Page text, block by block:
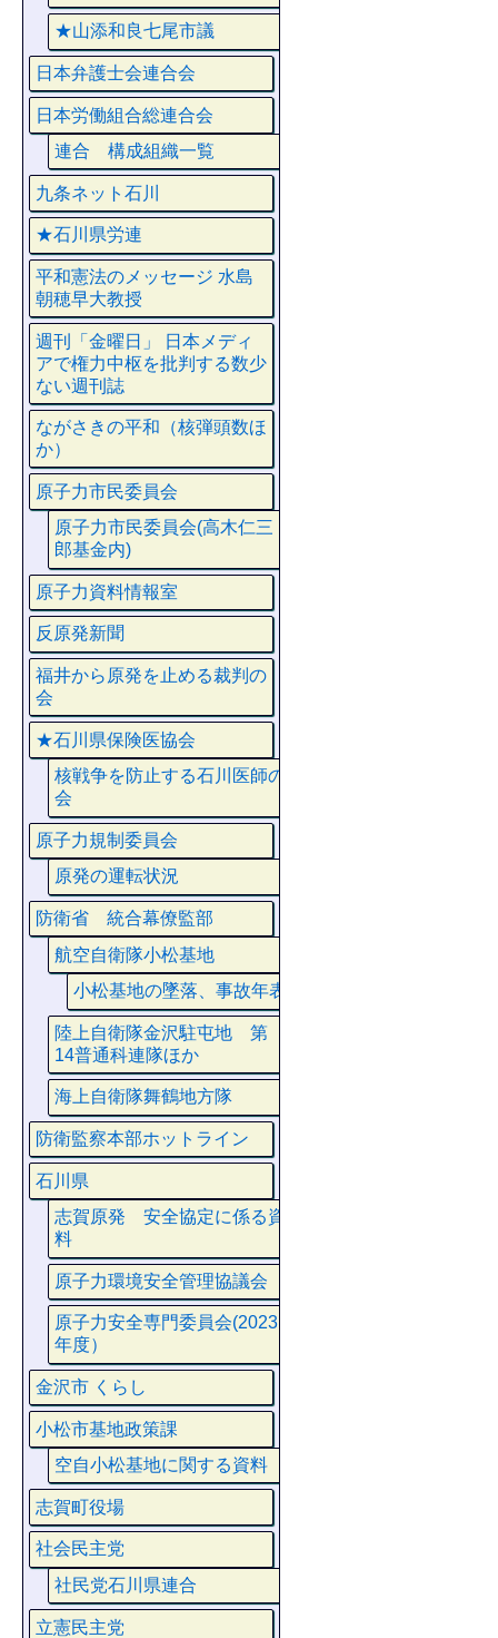
★山添和良七尾市議
日本弁護士会連合会
日本労働組合総連合会
連合 構成組織一覧
九条ネット石川
★石川県労連
平和憲法のメッセージ 水島
朝穂早大教授
週刊「金曜日」 日本メディ
アで権力中枢を批判する数少
ない週刊誌
ながさきの平和（核弾頭数ほ
か）
原子力市民委員会
原子力市民委員会(高木仁三
郎基金内)
原子力資料情報室
反原発新聞
福井から原発を止める裁判の
会
★石川県保険医協会
核戦争を防止する石川医師の
会
原子力規制委員会
原発の運転状況
防衛省 統合幕僚監部
航空自衛隊小松基地
小松基地の墜落、事故年表
陸上自衛隊金沢駐屯地 第
14普通科連隊ほか
海上自衛隊舞鶴地方隊
防衛監察本部ホットライン
石川県
志賀原発 安全協定に係る資
料
原子力環境安全管理協議会
原子力安全専門委員会(2023
年度）
金沢市 くらし
小松市基地政策課
空自小松基地に関する資料
志賀町役場
社会民主党
社民党石川県連合
立憲民主党